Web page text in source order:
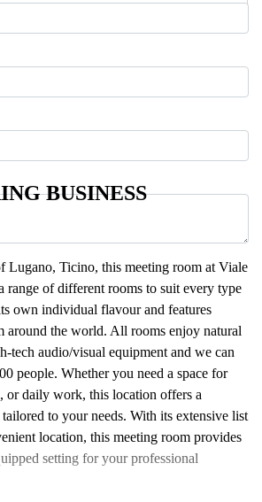
erhalten
BUSINESS
Lugano, Ticino, this meeting room at Viale
range of different rooms to suit every type
own individual flavour and features
around the world. All rooms enjoy natural
tech audio/visual equipment and we can
people. Whether you need a space for
or daily work, this location offers a
to your needs. With its extensive list
location, this meeting room provides
setting for your professional